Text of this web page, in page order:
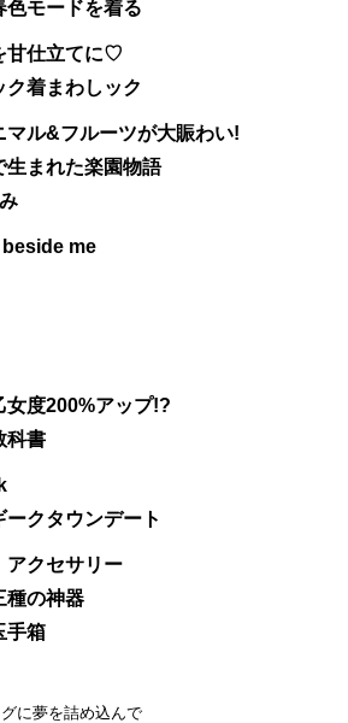
色モードを着る
甘仕立てに♡
ク着まわしック
マル&フルーツが大賑わい!
生まれた楽園物語
me
女度200%アップ!?
科書
クタウンデート
アクセサリー
種の神器
手箱
に夢を詰め込んで